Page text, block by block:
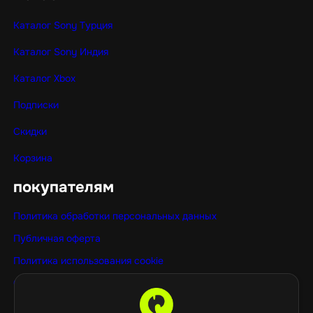
Каталог Sony Турция
Каталог Sony Индия
Каталог Xbox
Подписки
Скидки
Корзина
покупателям
Политика обработки персональных данных
Публичная оферта
Политика использования cookie
Оптовые покупки